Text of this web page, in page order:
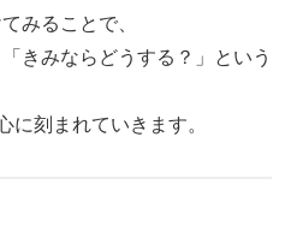
みることで、
きみならどうする？」という
に刻まれていきます。